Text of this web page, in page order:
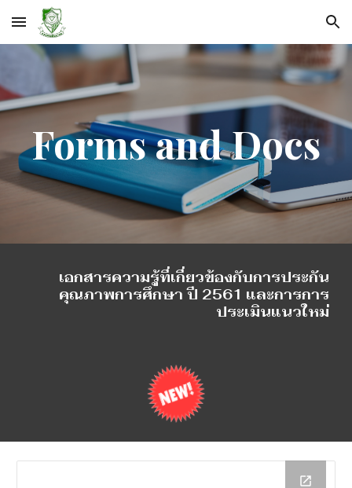
Skip to main content Skip to navigation
Forms and Docs
เอกสารความรู้ที่เกี่ยวข้องกับการประกัน
คุณภาพการศึกษา ปี 2561 และการการ
ประเมินแนวใหม่